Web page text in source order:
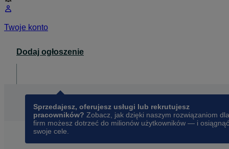
Twoje konto
Dodaj ogłoszenie
Sprzedajesz, oferujesz usługi lub rekrutujesz
pracowników? Zobacz, jak dzięki naszym rozwiązaniom dla
firm możesz dotrzeć do milionów użytkowników — i osiągnąć
swoje cele.